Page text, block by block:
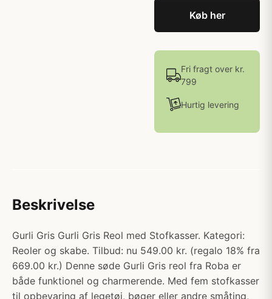
Køb her
Fri fragt over kr.
799
Hurtig levering
Beskrivelse
Gurli Gris Gurli Gris Reol med Stofkasser. Kategori:
Reoler og skabe. Tilbud: nu 549.00 kr. (regalo 18% fra
669.00 kr.) Denne søde Gurli Gris reol fra Roba er
både funktionel og charmerende. Med fem stofkasser
til opbevaring af legetøj, bøger eller andre småting,